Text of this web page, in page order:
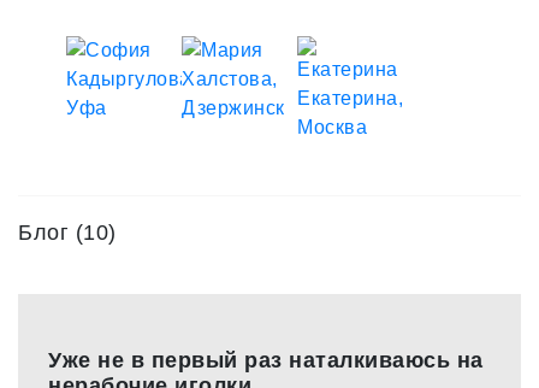
Блог (10)
Уже не в первый раз наталкиваюсь на